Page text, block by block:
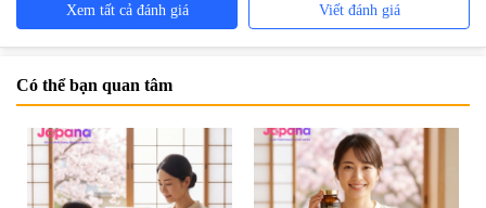
Xem tất cả đánh giá Viết đánh giá
Có thể bạn quan tâm